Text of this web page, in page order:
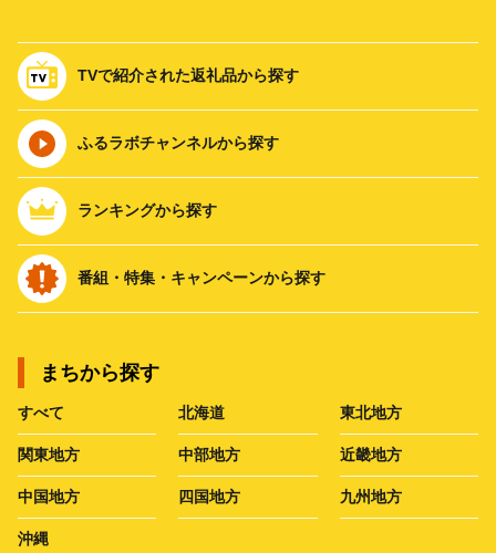
TVで紹介された返礼品から探す
ふるラボチャンネルから探す
ランキングから探す
番組・特集・キャンペーンから探す
まちから探す
すべて 北海道 東北地方
関東地方 中部地方 近畿地方
中国地方 四国地方 九州地方
沖縄